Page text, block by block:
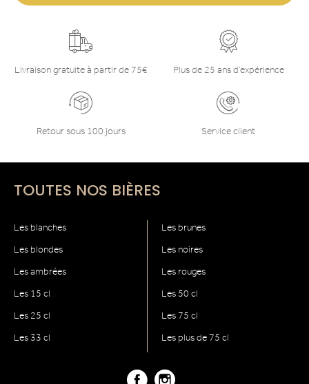
Livraison gratuite à partir de 75€ Plus de 25 ans d’expérience
Retour sous 100 jours Service client
TOUTES NOS BIÈRES
Les blanches
Les blondes
Les ambrées
Les brunes
Les noires
Les rouges
Les 15 cl
Les 25 cl
Les 33 cl
Les 50 cl
Les 75 cl
Les plus de 75 cl